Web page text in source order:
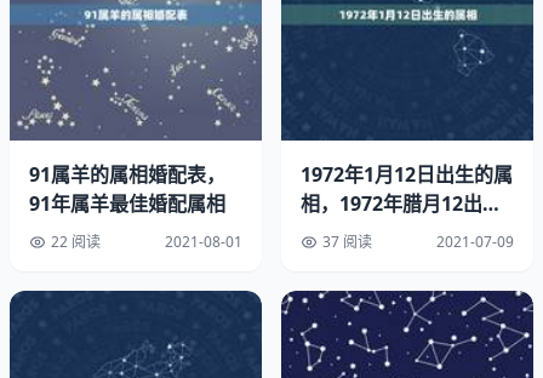
属鼠,不是在阴历交界日,都是属鼠
年8月出生，生肖是什么？
我是属鼠,阴历年8月8日出生,请帮忙算一下鼠年本命年运程
1984年8月8日午时生。
分钟）会更准确。1984年农历八月出生什么命。
今年是犯太岁年，情绪起伏不定，感情易生事端，容易有迁
91属羊的属相婚配表，
91年属羊最佳婚配属相
22 阅读 2021-08-01
1972年1月12日出生的属
相，1972年腊月12出生
属鼠的 是什么
37 阅读 2021-07-09